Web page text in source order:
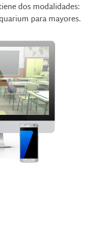
dos modalidades:
para mayores.